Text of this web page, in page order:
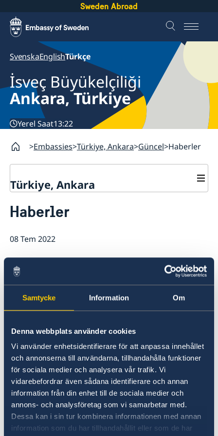
Samtycke Information Om
Denna webbplats använder cookies
Vi använder enhetsidentifierare för att anpassa innehållet
och annonserna till användarna, tillhandahålla funktioner
för sociala medier och analysera vår trafik. Vi
vidarebefordrar även sådana identifierare och annan
information från din enhet till de sociala medier och
annons- och analysföretag som vi samarbetar med.
Dessa kan i sin tur kombinera informationen med annan
information som du har tillhandahållit eller som de har
Sweden Abroad
SvenskaEnglishTürkçe
İsveç Büyükelçiliği
Ankara, Türkiye
Yerel Saat13:22
Embassies Türkiye, Ankara Güncel Haberler
Türkiye, Ankara
Hakkımızda
Biz İsveç şirketleri için bir kaynağız
Türkiye’deki İsveç Şirketleri
Ticaret Engellerini Bildirin
Güncel
Haberler
İsveç Sağlık ve Sosyal İşler Bakanı Lena Hallengren
tarafından Dünya Sağlık Örgütü’nün 23 Nisan tarihli
brifinginde yapılan konuşma
Haberler
08 Tem 2022
Kurban Bayramı
17 May 2022
19 Mayis
İsveç Sosyal Hizmetleri hakkındaki
mesnetsiz söylenti
22 Haz 2020
Yeni telefon saatleri